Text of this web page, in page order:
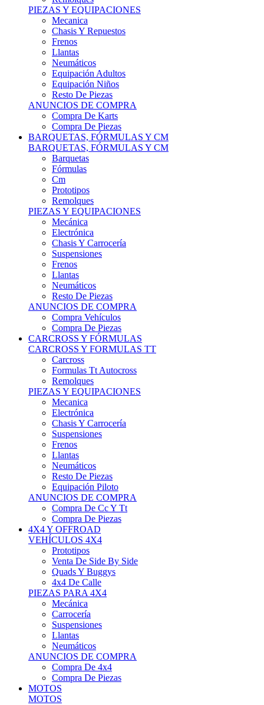
Mecanica
Chasis Y Repuestos
Frenos
Llantas
Neumáticos
Equipación Adultos
Equipación Niños
Resto De Piezas
ANUNCIOS DE COMPRA
Compra De Karts
Compra De Piezas
BARQUETAS, FÓRMULAS Y CM
BARQUETAS, FÓRMULAS Y CM
Barquetas
Fórmulas
Cm
Prototipos
Remolques
PIEZAS Y EQUIPACIONES
Mecánica
Electrónica
Chasis Y Carrocería
Suspensiones
Frenos
Llantas
Neumáticos
Resto De Piezas
ANUNCIOS DE COMPRA
Compra Vehículos
Compra De Piezas
CARCROSS Y FÓRMULAS
CARCROSS Y FORMULAS TT
Carcross
Formulas Tt Autocross
Remolques
PIEZAS Y EQUIPACIONES
Mecanica
Electrónica
Chasis Y Carrocería
Suspensiones
Frenos
Llantas
Neumáticos
Resto De Piezas
Equipación Piloto
ANUNCIOS DE COMPRA
Compra De Cc Y Tt
Compra De Piezas
4X4 Y OFFROAD
VEHÍCULOS 4X4
Prototipos
Venta De Side By Side
Quads Y Buggys
4x4 De Calle
PIEZAS PARA 4X4
Mecánica
Carrocería
Suspensiones
Llantas
Neumáticos
ANUNCIOS DE COMPRA
Compra De 4x4
Compra De Piezas
MOTOS
MOTOS
Motos De Circuito